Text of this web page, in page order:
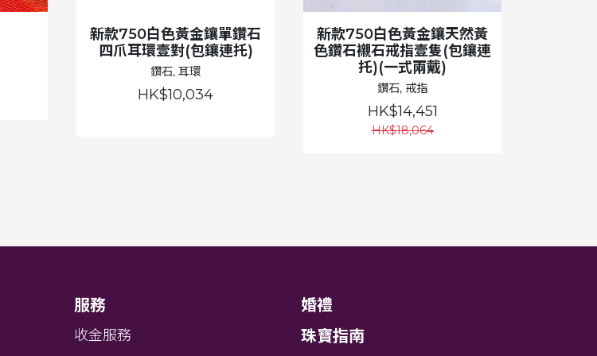
新款750白色黃金鑲單鑽石
四爪耳環壹對(包鑲連托)
鑽石, 耳環
HK$10,034
新款750白色黃金鑲天然黃
色鑽石襯石戒指壹隻(包鑲連
托)(一式兩戴)
鑽石, 戒指
HK$14,451
HK$18,064
服務
收金服務
婚禮
珠寶指南